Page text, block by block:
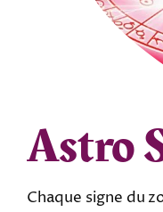
Astro
Chaque signe du